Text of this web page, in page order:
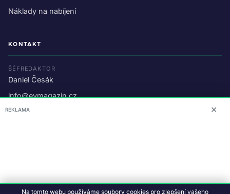
Náklady na nabíjení
KONTAKT
ŠÉFREDAKTOR
Daniel Česák
info@evmagazin.cz
O nás
© 2026 EV Magazin.Podmínky a ochrana dat.
REKLAMA ✕
Na tomto webu používáme soubory cookies pro zlepšení vašeho